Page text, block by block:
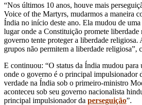
“Nos últimos 10 anos, houve mais
Voice of the Martyrs, mudarmos a maneira
Índia no início deste ano. Ela mudou de
lugar onde a Constituição promete liberdade
governo tente proteger a liberdade religiosa.
grupos não permitem a liberdade religiosa”,
E continuou: “O status da Índia mudou para
onde o governo é o principal impulsionador
verdade na Índia sob o primeiro-ministro
aconteceu sob seu governo nacionalista
principal impulsionador da perseguição”.